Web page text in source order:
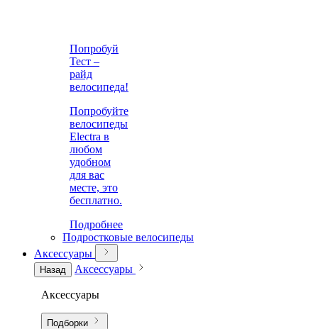
Попробуй
Тест –
райд
велосипеда!
Попробуйте
велосипеды
Electra в
любом
удобном
для вас
месте, это
бесплатно.
Подробнее
Подростковые велосипеды
Аксессуары
Назад Аксессуары
Аксессуары
Подборки